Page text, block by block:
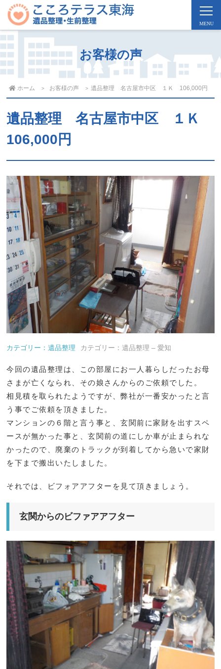
お客様の声
ホーム お客様の声 遺品整理 名古屋市中区 １Ｋ 106,000円
遺品整理 名古屋市中区 １Ｋ
106,000円
カテゴリー：遺品整理 カテゴリー：遺品整理 – 愛知
今回の遺品整理は、この部屋にお一人暮らしだったお母
さまが亡くなられ、その娘さんからのご依頼でした。
相見積を取られたようですが、弊社が一番安かったと言
う事でご依頼を頂きました。
マンションの６階と言う事と、玄関前に家財を出すスペ
ースが無かった事と、玄関前の道にしか車が止まられな
かったので、廃棄のトラックが到着してから急いで家財
を下まで搬出いたしました。
それでは、ビフォアアフターを見て頂きましょう。
玄関からのビファアアフター